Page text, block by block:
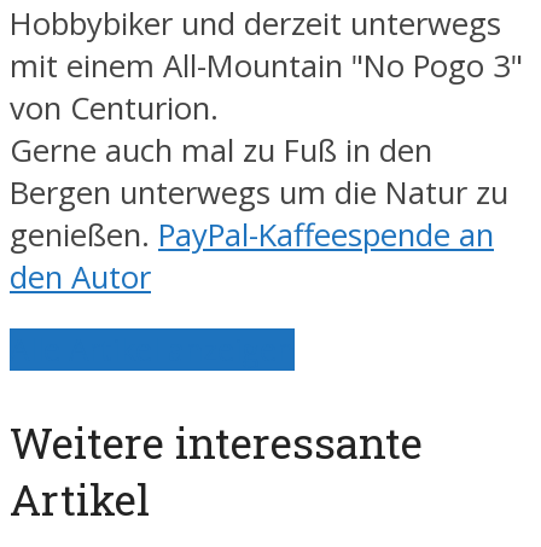
Hobbybiker und derzeit unterwegs
mit einem All-Mountain "No Pogo 3"
von Centurion.
Gerne auch mal zu Fuß in den
Bergen unterwegs um die Natur zu
genießen. PayPal-Kaffeespende an
den Autor
Weitere interessante
Artikel